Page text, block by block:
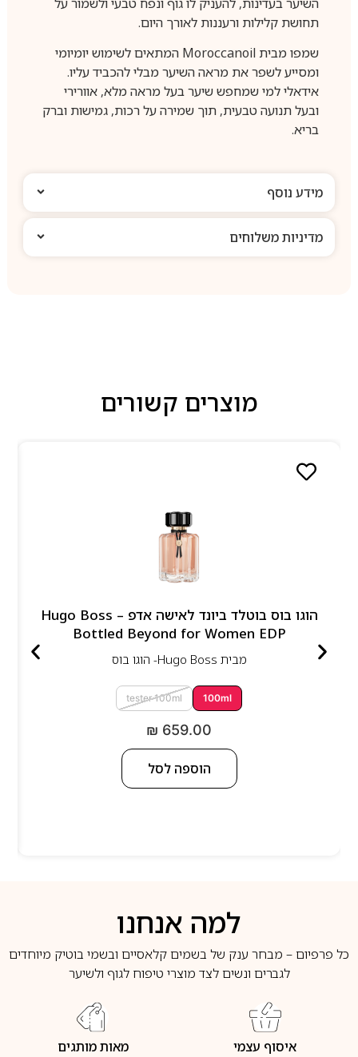
תחושת קלילות ורעננות לאורך היום.
שמפו מבית Moroccanoil המתאים לשימוש יומיומי
ומסייע לשפר את מראה השיער מבלי להכביד עליו.
אידאלי למי שמחפש שיער בעל מראה מלא, אוורירי
ובעל תנועה טבעית, תוך שמירה על רכות, גמישות וברק
בריא.
מידע נוסף
מדיניות משלוחים
מוצרים קשורים
הוגו בוס בוטלד ביונד לאישה אדפ – Hugo Boss
Bottled Beyond for Women EDP
מבית Hugo Boss- הוגו בוס
100ml
tester 100ml
₪ 659.00
הוספה לסל
למה אנחנו
כל פרפיום – מבחר ענק של בשמים קלאסיים ובשמי בוטיק מיוחדים
לגברים ונשים לצד מוצרי טיפוח לגוף ולשיער
איסוף עצמי מאות מותגים